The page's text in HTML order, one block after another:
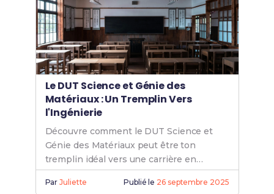
Le DUT Science et Génie des
Matériaux : Un Tremplin Vers
l'Ingénierie
Découvre comment le DUT Science et
Génie des Matériaux peut être ton
tremplin idéal vers une carrière en
ingénierie grâce à une formation
spécialisée.
ParJuliette Publié le 26 septembre 2025